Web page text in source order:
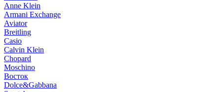
Anne Klein
Armani Exchange
Aviator
Breitling
Casio
Calvin Klein
Chopard
Moschino
Восток
Dolce&Gabbana